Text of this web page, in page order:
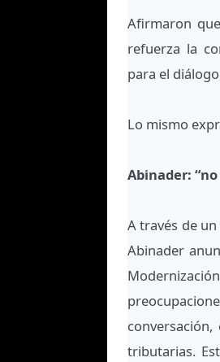
Afirmaron
refuerza la
para el
Lo mismo
Abinader:
A través de
Abinader
tributarias.